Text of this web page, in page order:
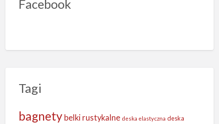
Facebook
Tagi
bagnety belki rustykalne deska elastyczna deska